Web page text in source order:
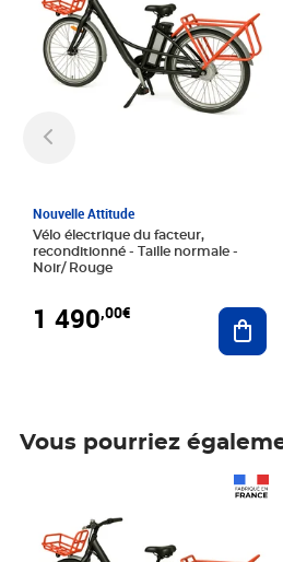
Nouvelle Attitude
Vélo électrique du facteur,
reconditionné - Taille normale -
Noir/ Rouge
1 490,00€
Vous pourriez